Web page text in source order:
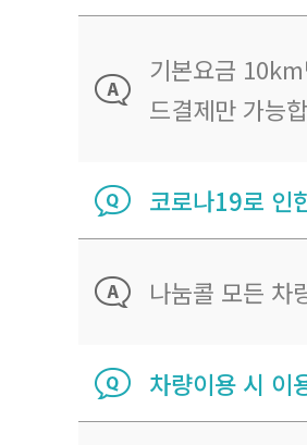
기본요금
드결제만 가능
코로나19로 인
나눔콜 모든 차
차량이용 시 이